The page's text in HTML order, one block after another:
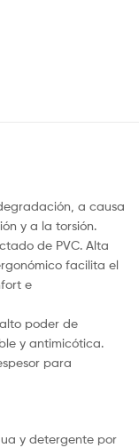
a causa
y a la torsión.
de PVC. Alta
facilita el
e
poder de
y antimicótica.
para
y detergente por